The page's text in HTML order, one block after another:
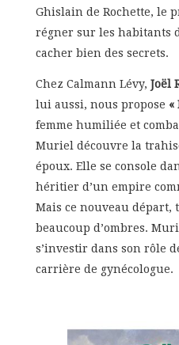
Ghislain de Rochette, le
régner sur les habitants
cacher bien des secrets.
Chez Calmann Lévy, Joël
lui aussi, nous propose «
femme humiliée et
Muriel découvre la
époux. Elle se console
héritier d’un empire
Mais ce nouveau départ,
beaucoup d’ombres.
s’investir dans son rôle
carrière de gynécologue.